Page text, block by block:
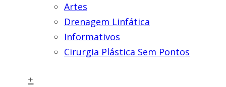
Artes
Drenagem Linfática
Informativos
Cirurgia Plástica Sem Pontos
+